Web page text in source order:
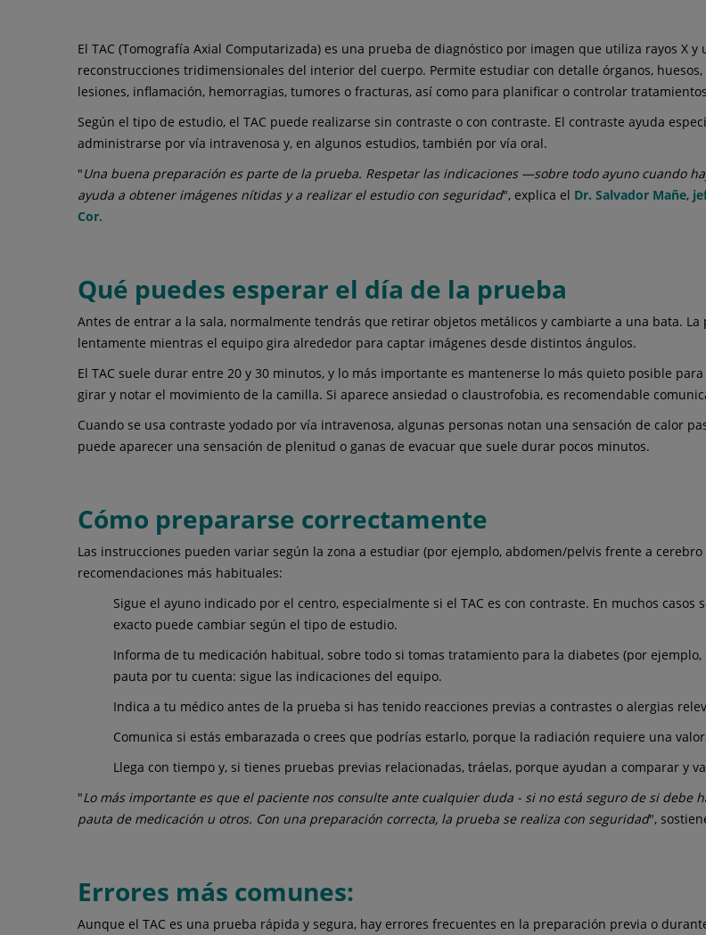
El TAC (Tomografía Axial Computarizada) es una prueba de diagnóstico por imagen que utiliza rayos X
reconstrucciones tridimensionales del interior del cuerpo. Permite estudiar con detalle órganos,
lesiones, inflamación, hemorragias, tumores o fracturas, así como para planificar o controlar tratamientos
Según el tipo de estudio, el TAC puede realizarse sin contraste o con contraste. El contraste ayuda
administrarse por vía intravenosa y, en algunos estudios, también por vía oral.
"Una buena preparación es parte de la prueba. Respetar las indicaciones —sobre todo ayuno cuando
ayuda a obtener imágenes nítidas y a realizar el estudio con seguridad", explica el Dr. Salvador Mañe,
Cor.
Qué puedes esperar el día de la prueba
Antes de entrar a la sala, normalmente tendrás que retirar objetos metálicos y cambiarte a una bata.
lentamente mientras el equipo gira alrededor para captar imágenes desde distintos ángulos.
El TAC suele durar entre 20 y 30 minutos, y lo más importante es mantenerse lo más quieto posible
girar y notar el movimiento de la camilla. Si aparece ansiedad o claustrofobia, es recomendable
Cuando se usa contraste yodado por vía intravenosa, algunas personas notan una sensación de calor
puede aparecer una sensación de plenitud o ganas de evacuar que suele durar pocos minutos.
Cómo prepararse correctamente
Las instrucciones pueden variar según la zona a estudiar (por ejemplo, abdomen/pelvis frente a
recomendaciones más habituales:
Sigue el ayuno indicado por el centro, especialmente si el TAC es con contraste. En muchos
exacto puede cambiar según el tipo de estudio.
Informa de tu medicación habitual, sobre todo si tomas tratamiento para la diabetes (por
pauta por tu cuenta: sigue las indicaciones del equipo.
Indica a tu médico antes de la prueba si has tenido reacciones previas a contrastes o alergias
Comunica si estás embarazada o crees que podrías estarlo, porque la radiación requiere una
Llega con tiempo y, si tienes pruebas previas relacionadas, tráelas, porque ayudan a comparar y
"Lo más importante es que el paciente nos consulte ante cualquier duda - si no está seguro de si debe
pauta de medicación u otros. Con una preparación correcta, la prueba se realiza con seguridad",
Errores más comunes:
Aunque el TAC es una prueba rápida y segura, hay errores frecuentes en la preparación previa o